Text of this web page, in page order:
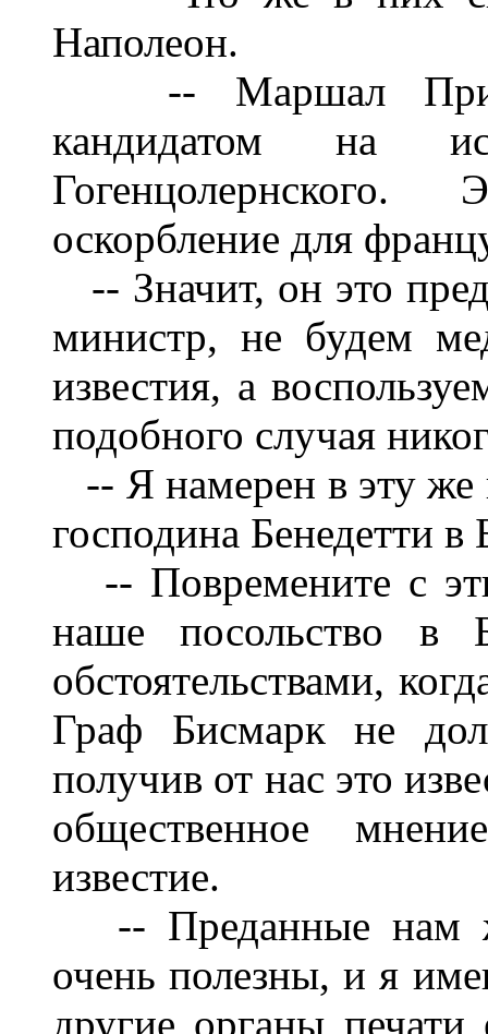
Наполеон.
-- Маршал Прим
кандидатом на
Гогенцолернского.
оскорбление для
-- Значит, он это
министр, не будем
известия, а
подобного случая
-- Я намерен в эту же
господина Бенедетти в
-- Повремените с
наше посольство в
обстоятельствами,
Граф Бисмарк не
получив от нас это
общественное
известие.
-- Преданные нам
очень полезны, и я
другие органы печати